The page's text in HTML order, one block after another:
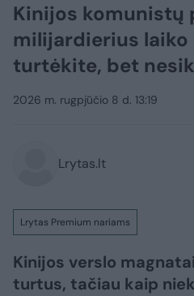
Kinijos komunistų
milijardierius laiko
turtėkite, bet
2026 m. rugpjūčio 8 d. 13:19
Lrytas.lt
Lrytas Premium nariams
Kinijos verslo
turtus, tačiau kaip